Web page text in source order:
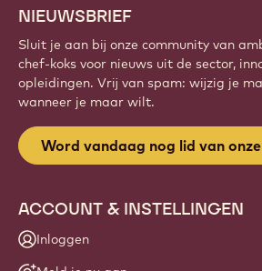
Meld je aan
Website
info
NIEUWSBRIEF